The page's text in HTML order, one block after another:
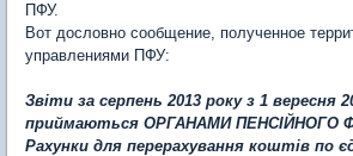
ПФУ.
Вот дословно сообщение, полученное
управлениями ПФУ:
Звіти за серпень 2013 року з 1 вересня
приймаються ОРГАНАМИ ПЕНСІЙНОГО
Рахунки для перерахування коштів по